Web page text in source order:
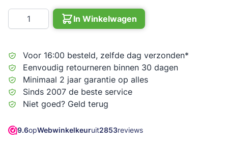
Aantal
In Winkelwagen
Voor 16:00 besteld, zelfde dag verzonden*
Eenvoudig retourneren binnen 30 dagen
Minimaal 2 jaar garantie op alles
Sinds 2007 de beste service
Niet goed? Geld terug
9.6opWebwinkelkeuruit2853reviews